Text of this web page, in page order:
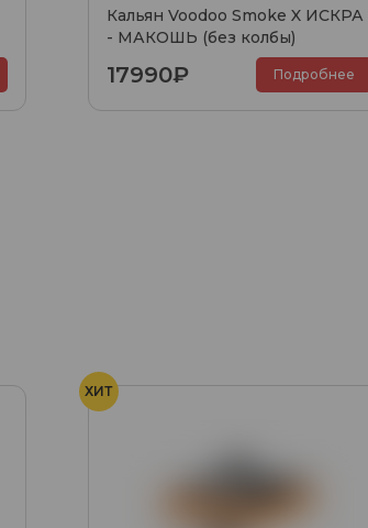
Кальян Voodoo Smoke X ИСКРА
- МАКОШЬ (без колбы)
17990₽ Подробнее
ХИТ